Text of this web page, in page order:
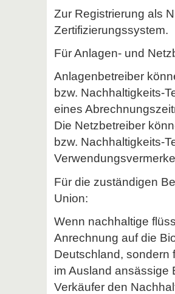
Zur Registrierung als
Zertifizierungssystem.
Für Anlagen- und
Anlagenbetreiber
bzw. Nachhaltigkeits-
eines
Die Netzbetreiber
bzw. Nachhaltigkeits-
Für die zuständigen
Union:
Wenn nachhaltige
Anrechnung auf die
Deutschland, sondern
im Ausland ansässige
Verkäufer den